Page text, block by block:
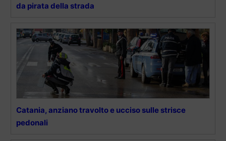
da pirata della strada
Catania, anziano travolto e ucciso sulle strisce
pedonali